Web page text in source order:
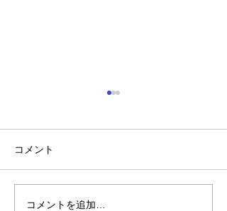
コメント
コメントを追加…